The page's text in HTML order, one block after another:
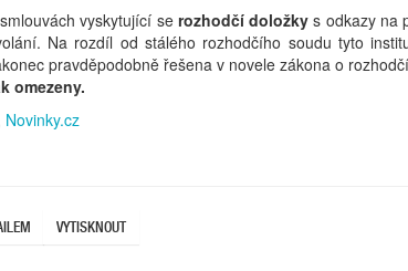
vyskytující se rozhodčí doložky s odkazy na
Na rozdíl od stálého rozhodčího soudu tyto
pravděpodobně řešena v novele zákona o
omezeny.
Novinky.cz
VYTISKNOUT